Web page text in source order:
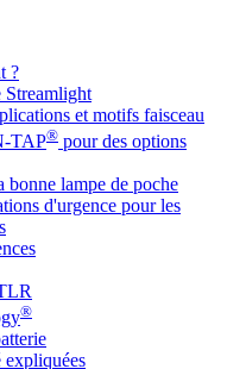
?
Streamlight
et motifs faisceau
TAP® pour des options
lampe de poche
d'urgence pour les
®
expliquées